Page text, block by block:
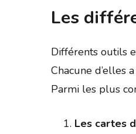
Les
Différents outils
Chacune d’elles
Parmi les plus
Les cartes